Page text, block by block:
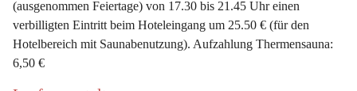
(ausgenommen Feiertage) von 17.30 bis 21.45 Uhr einen
verbilligten Eintritt beim Hoteleingang um 25.50 € (für den
Hotelbereich mit Saunabenutzung). Aufzahlung Thermensauna:
6,50 €